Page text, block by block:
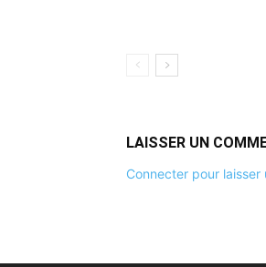
LAISSER UN
Connecter pour laisser